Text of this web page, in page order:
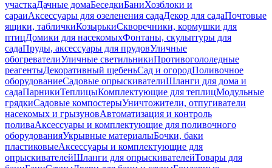
участкаДачные домаБеседкиБаниХозблоки и
сараиАксессуары для озеленения садаДекор для садаПочтовые
ящики, табличкиКозырькиСкворечники, кормушки для
птицДомики для насекомыхФонтаны, скульптуры для
садаПруды, аксессуары для прудовУличные
обогревателиУличные светильникиПротивогололедные
реагентыДекоративный щебеньСад и огородПоливочное
оборудованиеСадовые опрыскивателиШланги для дома и
садаПарникиТеплицыКомплектующие для теплицМодульные
грядкиСадовые компостерыУничтожители, отпугиватели
насекомых и грызуновАвтоматизация и контроль
поливаАксессуары и комплектующие для поливочного
оборудованияУкрывные материалыБочки, баки
пластиковыеАксессуары и комплектующие для
опрыскивателейШланги для опрыскивателейТовары для